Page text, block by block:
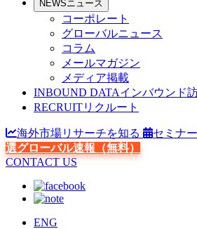
NEWS ニュース
コーポレート
グローバルニュース
コラム
メールマガジン
メディア掲載
INBOUND DATAインバウンド
RECRUITリクルート
海外市場リサーチを知る セミナ
選グローバル速報（無料）
CONTACT US
ENG